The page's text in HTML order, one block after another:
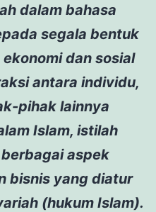
dalam bahasa
segala bentuk
dan sosial
antara individu,
pihak lainnya
Islam, istilah
aspek
bisnis yang diatur
(hukum Islam).